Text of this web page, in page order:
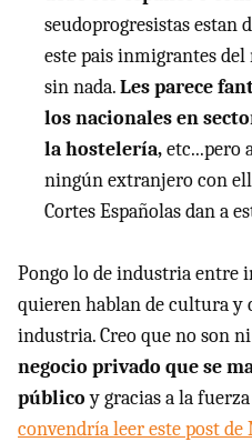
seudoprogresistas estan
este pais inmigrantes
sin nada.Les parece
los nacionales en
la hostelería,etc...pero
ningún extranjero con
Cortes Españolas dan a
Pongo lo de industria entre
quieren hablan de cultura y
industria. Creo que no son
negocio privado que se
públicoy gracias a la
convendría leer este post de